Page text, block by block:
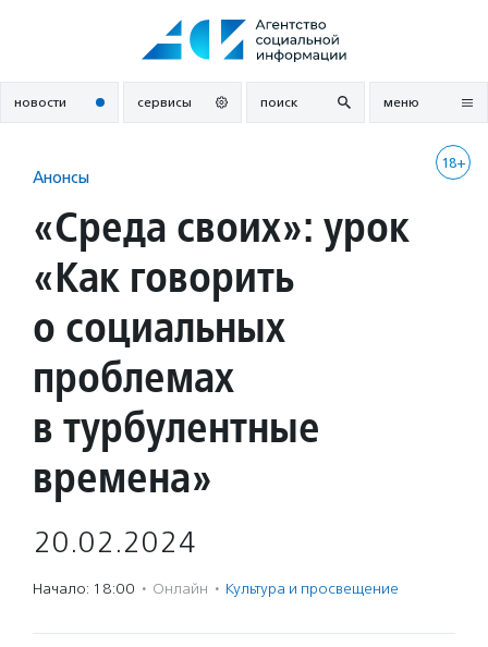
новости сервисы поиск меню
18+
Анонсы
«Среда своих»: урок
«Как говорить
о социальных
проблемах
в турбулентные
времена»
20.02.2024
Начало: 18:00 · Онлайн · Культура и просвещение